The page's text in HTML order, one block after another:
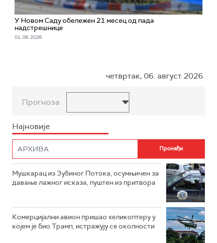
У Новом Саду обележен 21 месец од пада
надстрешнице
01. 08. 2026.
четвртак, 06. август 2026.
Прогноза
Најновије
Мушкарац из Зубиног Потока, осумњичен за
давање лажног исказа, пуштен из притвора
Комерцијални авион пришао хеликоптеру у
којем је био Трамп, истражују се околности